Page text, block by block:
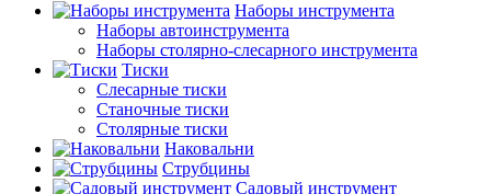
Наборы инструмента
Наборы автоинструмента
Наборы столярно-слесарного инструмента
Тиски
Слесарные тиски
Станочные тиски
Столярные тиски
Наковальни
Струбцины
Садовый инструмент